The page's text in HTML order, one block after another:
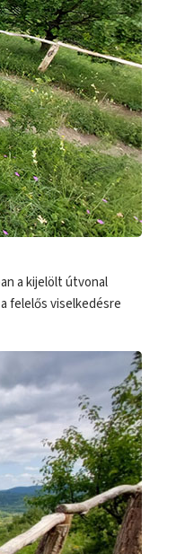
a kijelölt útvonal
felelős viselkedésre